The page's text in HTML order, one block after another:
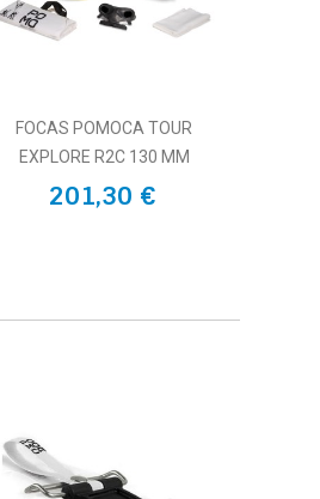
FOCAS POMOCA TOUR
EXPLORE R2C 130 MM
201,30 €